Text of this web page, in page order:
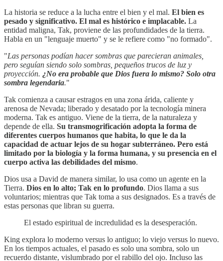
La historia se reduce a la lucha entre el bien y el mal. El bien es
pesado y significativo. El mal es histórico e implacable. La
entidad maligna, Tak, proviene de las profundidades de la tierra.
Habla en un "lenguaje muerto" y se le refiere como "no formado".
"Las personas podían hacer sombras que parecieran animales,
pero seguían siendo solo sombras, pequeños trucos de luz y
proyección. ¿No era probable que Dios fuera lo mismo? Solo otra
sombra legendaria."
Tak comienza a causar estragos en una zona árida, caliente y
arenosa de Nevada; liberado y desatado por la tecnología minera
moderna. Tak es antiguo. Viene de la tierra, de la naturaleza y
depende de ella. Su transmogrificación adopta la forma de
diferentes cuerpos humanos que habita, lo que le da la
capacidad de actuar lejos de su hogar subterráneo. Pero está
limitado por la biología y la forma humana, y su presencia en el
cuerpo activa las debilidades del mismo.
Dios usa a David de manera similar, lo usa como un agente en la
Tierra. Dios en lo alto; Tak en lo profundo. Dios llama a sus
voluntarios; mientras que Tak toma a sus designados. Es a través de
estas personas que libran su guerra.
El estado espiritual de incredulidad es la desesperación.
King explora lo moderno versus lo antiguo; lo viejo versus lo nuevo.
En los tiempos actuales, el pasado es solo una sombra, solo un
recuerdo distante, vislumbrado por el rabillo del ojo. Incluso las